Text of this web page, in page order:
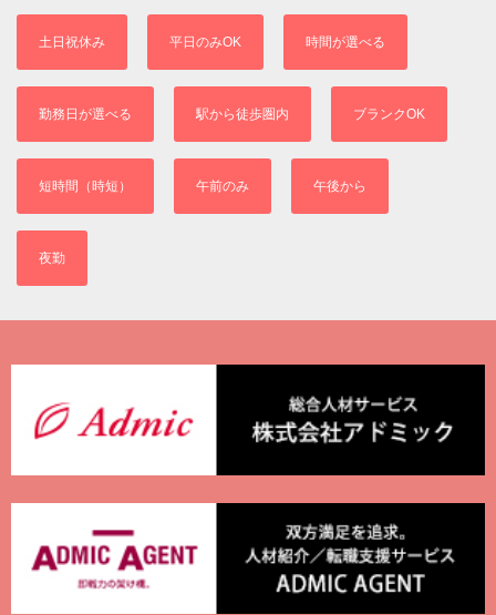
土日祝休み 平日のみOK 時間が選べる
勤務日が選べる 駅から徒歩圏内 ブランクOK
短時間（時短） 午前のみ 午後から
夜勤